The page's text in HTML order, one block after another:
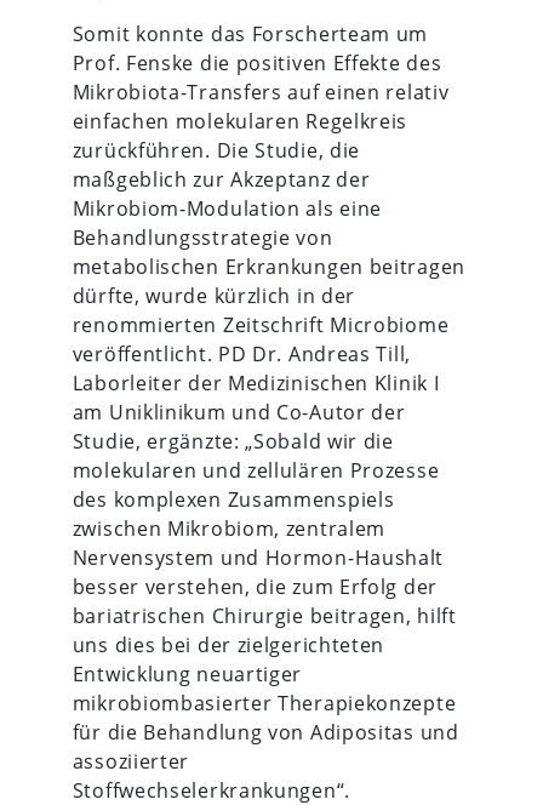
Somit konnte das Forscherteam um
Prof. Fenske die positiven Effekte des
Mikrobiota-Transfers auf einen relativ
einfachen molekularen Regelkreis
zurückführen. Die Studie, die
maßgeblich zur Akzeptanz der
Mikrobiom-Modulation als eine
Behandlungsstrategie von
metabolischen Erkrankungen beitragen
dürfte, wurde kürzlich in der
renommierten Zeitschrift Microbiome
veröffentlicht. PD Dr. Andreas Till,
Laborleiter der Medizinischen Klinik I
am Uniklinikum und Co-Autor der
Studie, ergänzte: „Sobald wir die
molekularen und zellulären Prozesse
des komplexen Zusammenspiels
zwischen Mikrobiom, zentralem
Nervensystem und Hormon-Haushalt
besser verstehen, die zum Erfolg der
bariatrischen Chirurgie beitragen, hilft
uns dies bei der zielgerichteten
Entwicklung neuartiger
mikrobiombasierter Therapiekonzepte
für die Behandlung von Adipositas und
assoziierter
Stoffwechselerkrankungen“.